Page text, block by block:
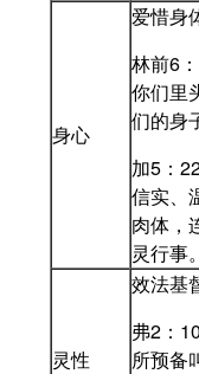
身心
爱惜身
林前6
你们里
们的身
加5：
信实、
肉体，
灵行事
灵性
效法基
弗2：
所预备